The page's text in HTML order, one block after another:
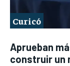
Curicó
Aprueban
construir un